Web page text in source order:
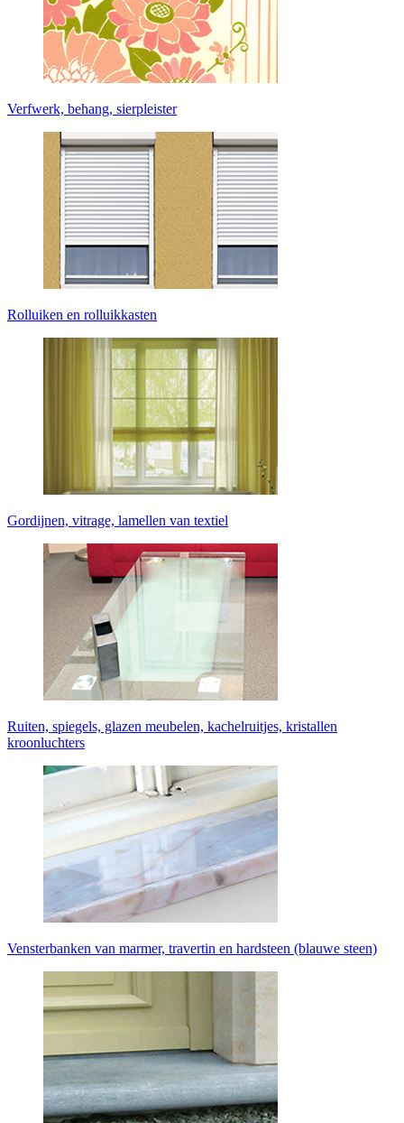
Verfwerk, behang, sierpleister
Rolluiken en rolluikkasten
Gordijnen, vitrage, lamellen van textiel
Ruiten, spiegels, glazen meubelen, kachelruitjes, kristallen
kroonluchters
Vensterbanken van marmer, travertin en hardsteen (blauwe steen)